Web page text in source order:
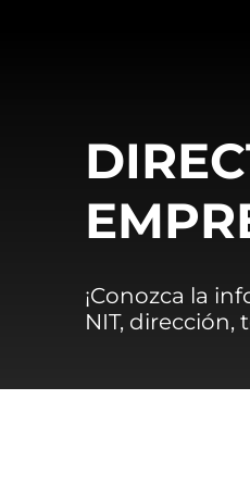
¡Conozca la
NIT, dirección,